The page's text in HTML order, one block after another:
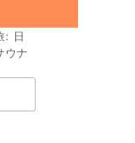
: 日
ウナ